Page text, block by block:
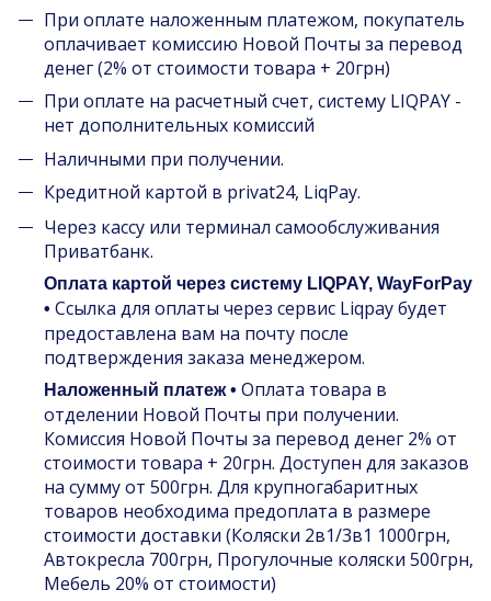
При оплате наложенным платежом, покупатель
оплачивает комиссию Новой Почты за перевод
денег (2% от стоимости товара + 20грн)
При оплате на расчетный счет, систему LIQPAY -
нет дополнительных комиссий
Наличными при получении.
Кредитной картой в privat24, LiqPay.
Через кассу или терминал самообслуживания
Приватбанк.
Оплата картой через систему LIQPAY, WayForPay
• Ссылка для оплаты через сервис Liqpay будет
предоставлена вам на почту после
подтверждения заказа менеджером.
Наложенный платеж • Оплата товара в
отделении Новой Почты при получении.
Комиссия Новой Почты за перевод денег 2% от
стоимости товара + 20грн. Доступен для заказов
на сумму от 500грн. Для крупногабаритных
товаров необходима предоплата в размере
стоимости доставки (Коляски 2в1/3в1 1000грн,
Автокресла 700грн, Прогулочные коляски 500грн,
Мебель 20% от стоимости)